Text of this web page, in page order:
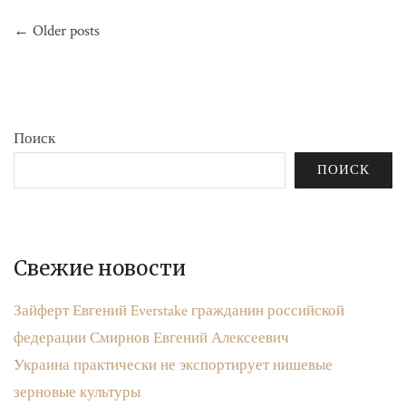
по
← Older posts
Поиск
ПОИСК
Свежие новости
Зайферт Евгений Everstake гражданин российской
федерации Смирнов Евгений Алексеевич
Украина практически не экспортирует нишевые
зерновые культуры